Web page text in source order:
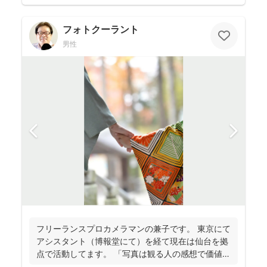
フォトクーラント
男性
フリーランスプロカメラマンの兼子です。 東京にて
アシスタント（博報堂にて）を経て現在は仙台を拠
点で活動してます。 「写真は観る人の感想で価値観